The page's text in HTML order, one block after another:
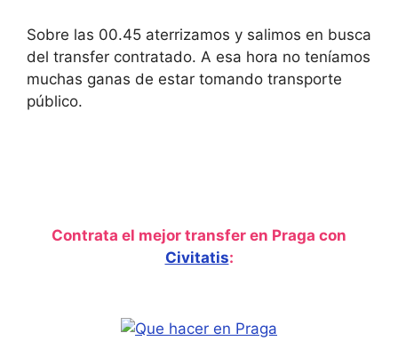
Sobre las 00.45 aterrizamos y salimos en busca
del transfer contratado. A esa hora no teníamos
muchas ganas de estar tomando transporte
público.
Contrata el mejor transfer en Praga con
Civitatis: